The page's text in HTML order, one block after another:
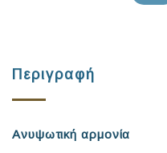
Περιγραφή
Ανυψωτική αρμονία